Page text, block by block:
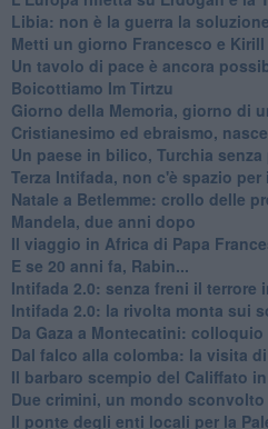
Libia: non è la guerra la soluzione
Metti un giorno Francesco e Kirill
Un tavolo di pace è ancora
Boicottiamo Im Tirtzu
Giorno della Memoria, giorno di
Cristianesimo ed ebraismo,
Un paese in bilico, Turchia senza
Terza Intifada, non c'è spazio per
Natale a Betlemme: crollo delle
Mandela, due anni dopo
Il viaggio in Africa di Papa
E se 20 anni fa, Rabin...
Intifada 2.0: senza freni il terrore
Intifada 2.0: la rivolta monta sui
Da Gaza a Montecatini:
Dal falco alla colomba: la visita
Il barbaro scempio del Califfato
Due crimini, un mondo sconvolto
Il ponte degli enti locali per la